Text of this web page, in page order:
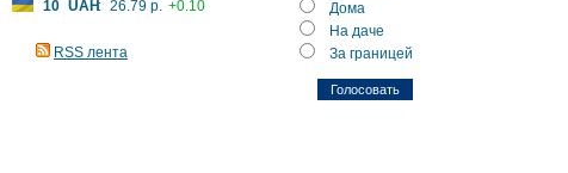
10 UAH: 26.79 р. +0.10
RSS лента
Дома
На даче
За границей